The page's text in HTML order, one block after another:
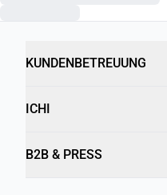
KUNDENBETREUUNG
ICHI
B2B & PRESS